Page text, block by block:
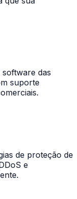
das
suporte
de proteção de
e